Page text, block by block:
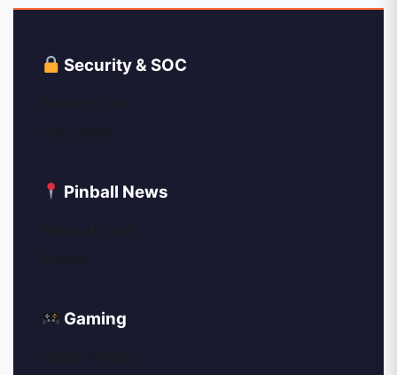
Security & SOC
Pinball News
Gaming